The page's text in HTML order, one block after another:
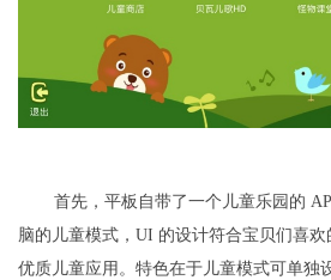
首先，平板自带了一个儿童乐园的
脑的儿童模式，UI 的设计符合宝贝们喜
优质儿童应用。特色在于儿童模式可单独